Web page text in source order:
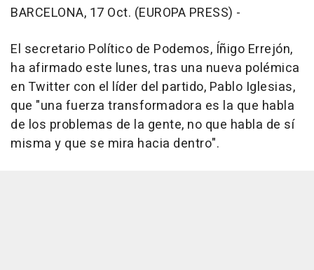
BARCELONA, 17 Oct. (EUROPA PRESS) -
El secretario Político de Podemos, Íñigo Errejón,
ha afirmado este lunes, tras una nueva polémica
en Twitter con el líder del partido, Pablo Iglesias,
que "una fuerza transformadora es la que habla
de los problemas de la gente, no que habla de sí
misma y que se mira hacia dentro".